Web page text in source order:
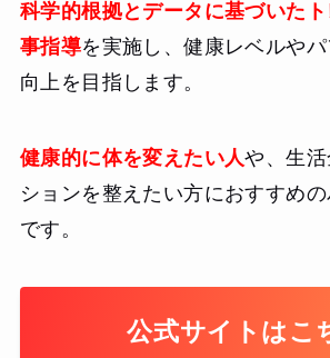
科学的根拠とデータに基づいた
事指導を実施し、健康レベルや
向上を目指します。
健康的に体を変えたい人や、生
ションを整えたい方におすすめ
です。
公式サイトはこ